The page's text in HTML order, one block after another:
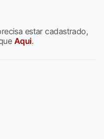
estar cadastrado,
Aqui.